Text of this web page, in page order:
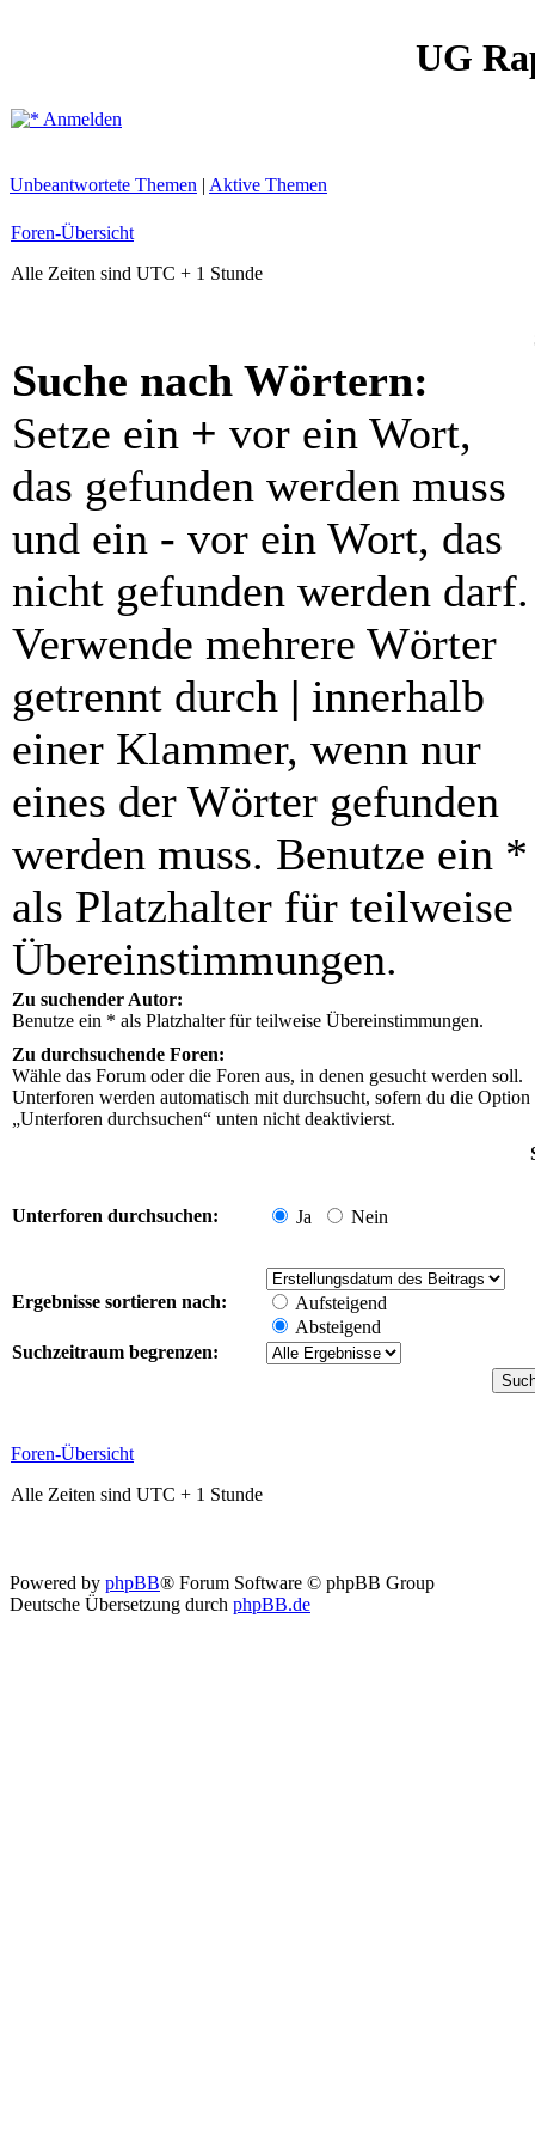
UG
Anmelden
Unbeantwortete Themen | Aktive Themen
Foren-Übersicht
Alle Zeiten sind UTC + 1 Stunde
Suche nach Wörtern:
Setze ein + vor ein Wort,
das gefunden werden muss
und ein - vor ein Wort, das
nicht gefunden werden darf.
Verwende mehrere Wörter
getrennt durch | innerhalb
einer Klammer, wenn nur
eines der Wörter gefunden
werden muss. Benutze ein *
als Platzhalter für teilweise
Übereinstimmungen.
Zu suchender Autor:
Benutze ein * als Platzhalter für teilweise Übereinstimmungen.
Zu durchsuchende Foren:
Wähle das Forum oder die Foren aus, in denen gesucht werden soll.
Unterforen werden automatisch mit durchsucht, sofern du die Option
„Unterforen durchsuchen“ unten nicht deaktivierst.
Unterforen durchsuchen: Ja Nein
Ergebnisse sortieren nach:
Aufsteigend
Absteigend
Suchzeitraum begrenzen:
Foren-Übersicht
Alle Zeiten sind UTC + 1 Stunde
Powered by phpBB® Forum Software © phpBB Group
Deutsche Übersetzung durch phpBB.de